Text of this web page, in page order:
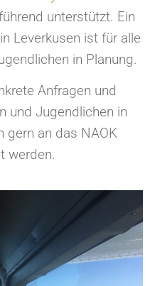
unterstützt. Ein
Leverkusen ist für alle
in Planung.
Anfragen und
und Jugendlichen in
gern an das NAOK
werden.